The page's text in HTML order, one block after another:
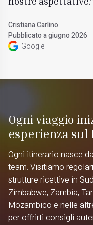
Cristiana Carlino
Pubblicato a giugno 2026
Google
Ogni viaggio
esperienza
Ogni itinerario nasce
team. Visitiamo
strutture ricettive in
Zimbabwe, Zambia,
Mozambico e nelle
per offrirti consigli